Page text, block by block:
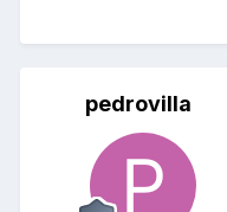
pedrovilla